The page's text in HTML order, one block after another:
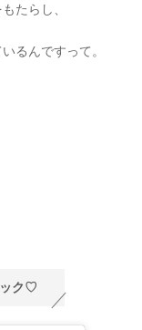
たらし、
るんですって。
ック♡